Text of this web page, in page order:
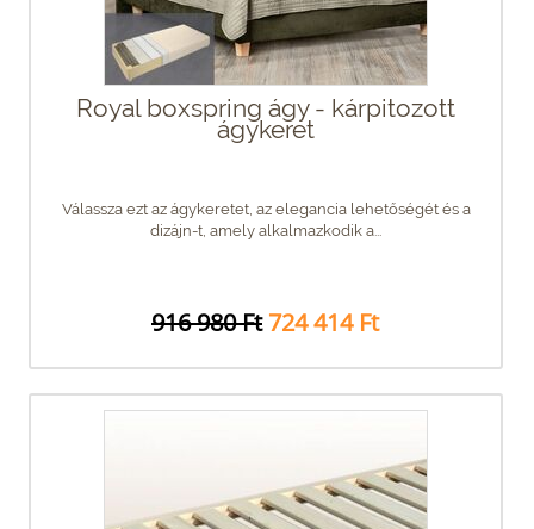
Royal boxspring ágy - kárpitozott
ágykeret
Válassza ezt az ágykeretet, az elegancia lehetőségét és a
dizájn-t, amely alkalmazkodik a...
916 980 Ft 724 414 Ft